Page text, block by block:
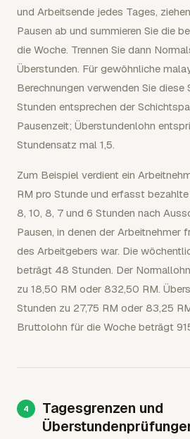
und Arbeitsende jedes Tages,
Pausen ab und summieren Sie die
die Woche. Trennen Sie dann
Überstunden. Für gewöhnliche
Berechnungen verwenden Sie diese
Stunden entsprechen der
Pausenzeit; Überstundenlohn
Stundensatz mal 1,5.
Zum Beispiel verdient ein
RM pro Stunde und erfasst
8, 10, 8, 7 und 6 Stunden nach
Pausen, in denen der Arbeitnehmer
des Arbeitgebers war. Die
beträgt 48 Stunden. Der
zu 18,50 RM oder 832,50 RM.
Stunden zu 27,75 RM oder 83,25
Bruttolohn für die Woche beträgt
Tagesgrenzen und